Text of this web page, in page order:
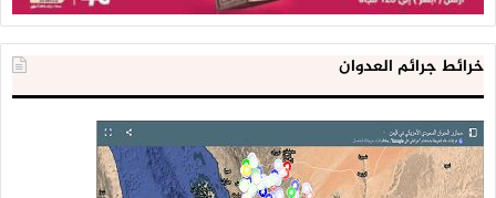
الفلسطينيين على حذف “الرفض المباشر للاتفاق الثلاثي”
وتخفيف صيغته. لكن تمسك الفلسطينيين بـ”إدانة من يخرج عن
المبادرة العربية” أدى إلى إسقاط المشروع بالكامل، لأن اللوبي الذي
بالمرصاد. مع العلم أن وزير الدولة الإماراتي للشؤون الخارجية أنور
قرقاش هو من قاد الحراك الإماراتي.
خرائط جرائم العدوان